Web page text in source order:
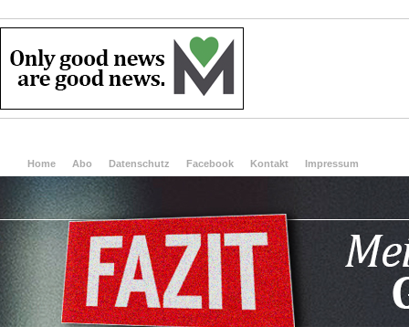
Home Abo Datenschutz Facebook Kontakt Impressum